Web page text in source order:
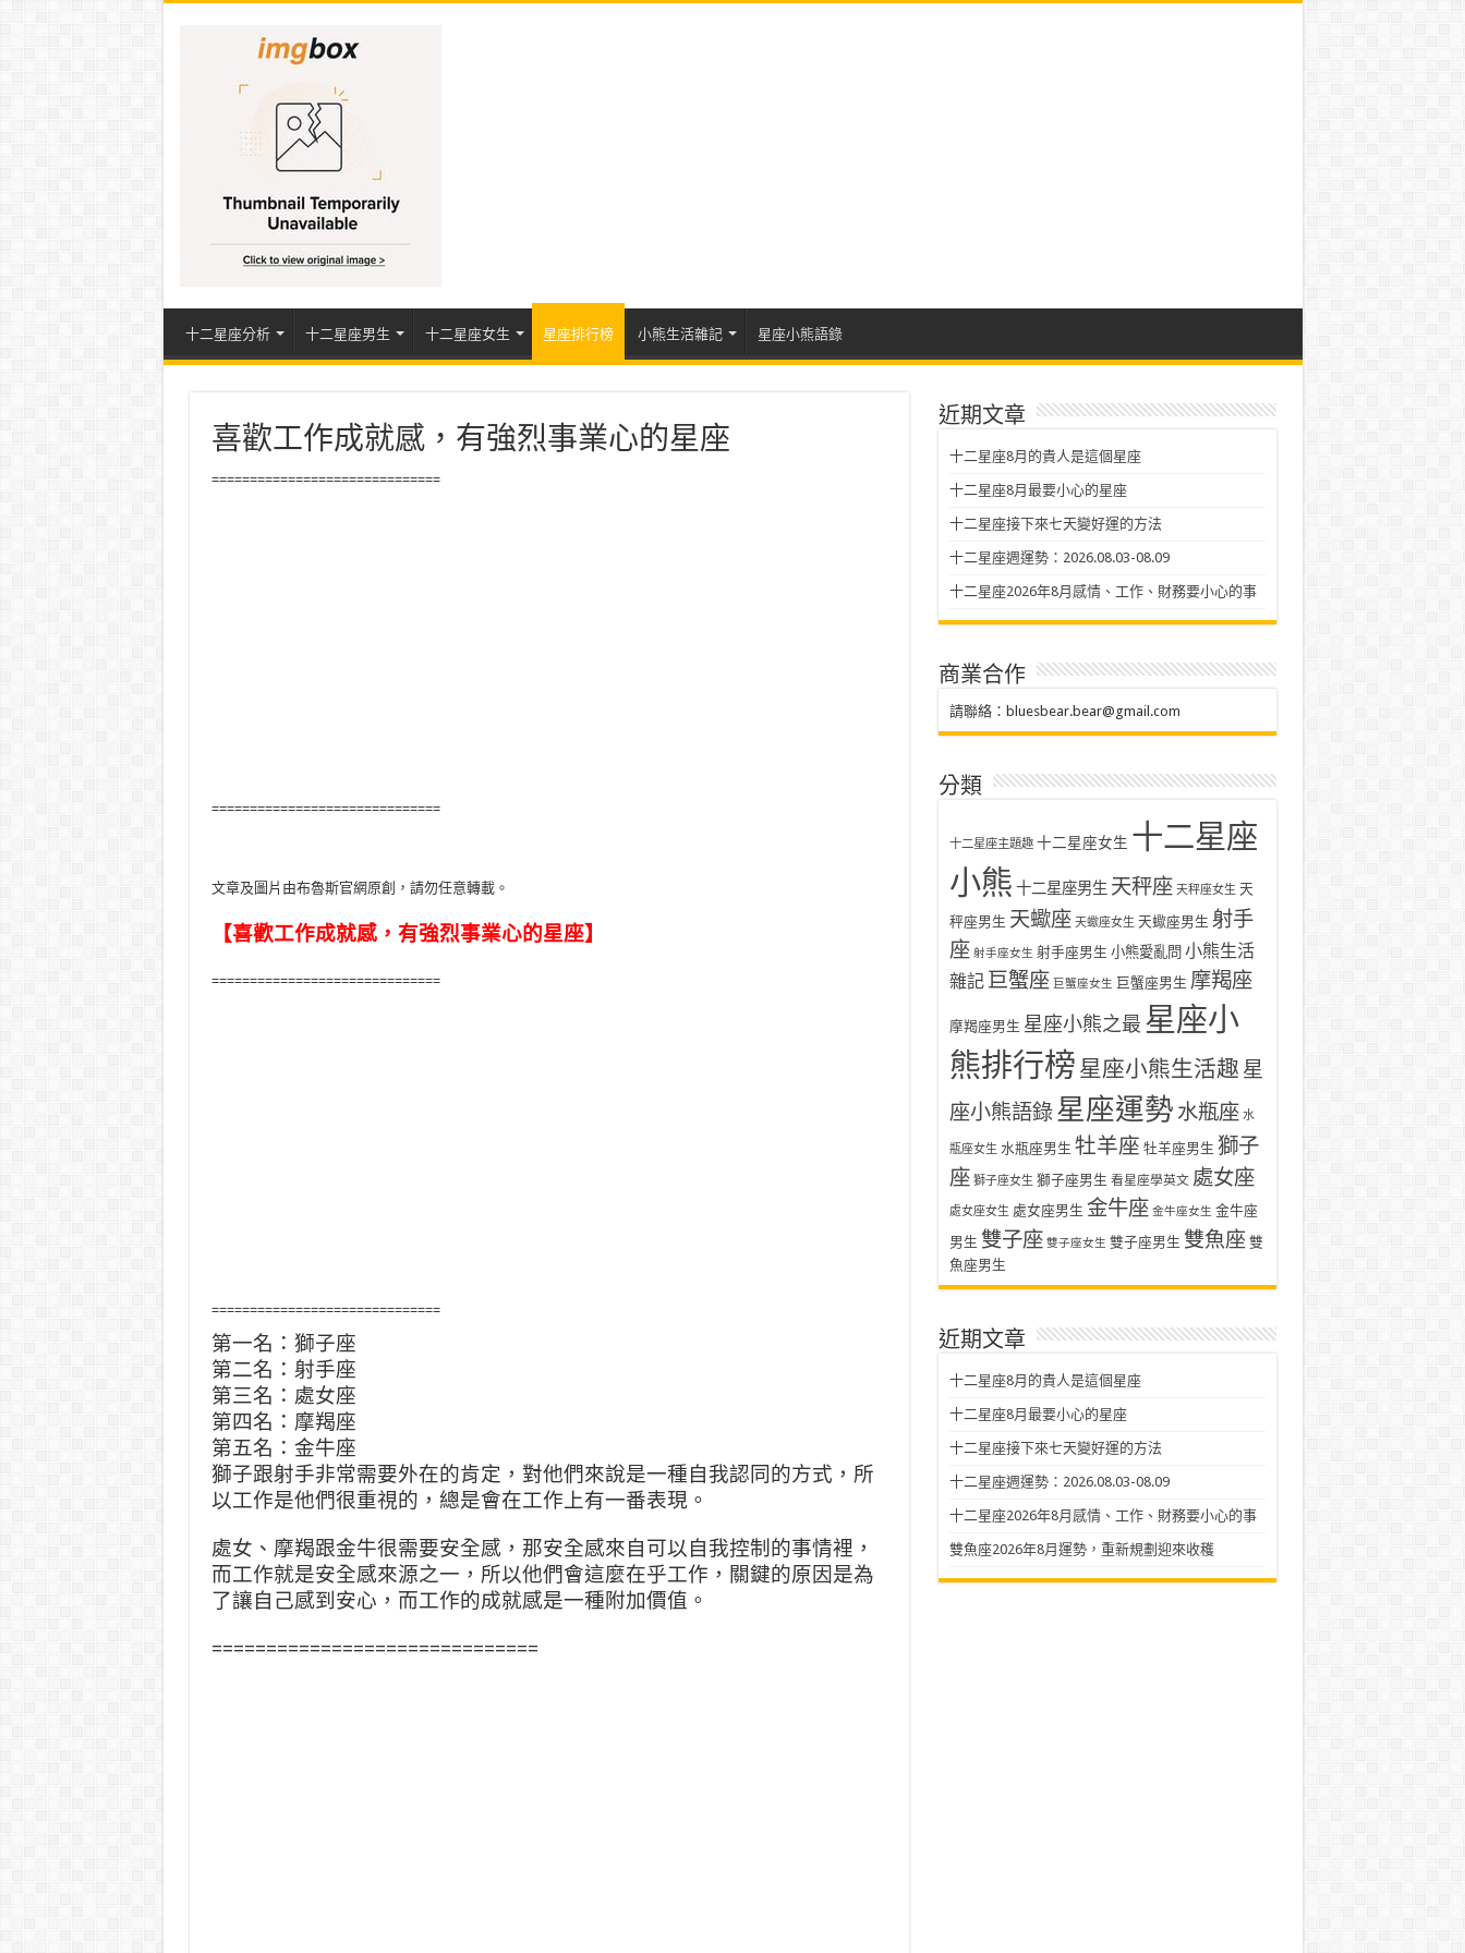
十二星座分析 十二星座男生 十二星座女生 星座排行榜 小熊生活雜記 星座小熊語錄
喜歡工作成就感，有強烈事業心的星座
==============================
==============================
文章及圖片由布魯斯官網原創，請勿任意轉載。
【喜歡工作成就感，有強烈事業心的星座】
==============================
==============================
第一名：獅子座
第二名：射手座
第三名：處女座
第四名：摩羯座
第五名：金牛座
獅子跟射手非常需要外在的肯定，對他們來說是一種自我認同的方式，所
以工作是他們很重視的，總是會在工作上有一番表現。
處女、摩羯跟金牛很需要安全感，那安全感來自可以自我控制的事情裡，
而工作就是安全感來源之一，所以他們會這麼在乎工作，關鍵的原因是為
了讓自己感到安心，而工作的成就感是一種附加價值。
==============================
近期文章
十二星座8月的貴人是這個星座
十二星座8月最要小心的星座
十二星座接下來七天變好運的方法
十二星座週運勢：2026.08.03-08.09
十二星座2026年8月感情、工作、財務要小心的事
商業合作
請聯絡： bluesbear.bear@gmail.com
分類
十二星座主題趣 十二星座女生 十二星座
小熊 十二星座男生 天秤座 天秤座女生 天
秤座男生 天蠍座 天蠍座女生 天蠍座男生 射手
座 射手座女生 射手座男生 小熊愛亂問 小熊生活
雜記 巨蟹座 巨蟹座女生 巨蟹座男生 摩羯座
摩羯座男生 星座小熊之最 星座小
熊排行榜 星座小熊生活趣 星
座小熊語錄星座運勢 水瓶座 水
瓶座女生 水瓶座男生 牡羊座 牡羊座男生 獅子
座 獅子座女生 獅子座男生 看星座學英文 處女座
處女座女生 處女座男生 金牛座 金牛座女生 金牛座
男生 雙子座 雙子座女生 雙子座男生 雙魚座 雙
魚座男生
近期文章
十二星座8月的貴人是這個星座
十二星座8月最要小心的星座
十二星座接下來七天變好運的方法
十二星座週運勢：2026.08.03-08.09
十二星座2026年8月感情、工作、財務要小心的事
雙魚座2026年8月運勢，重新規劃迎來收穫